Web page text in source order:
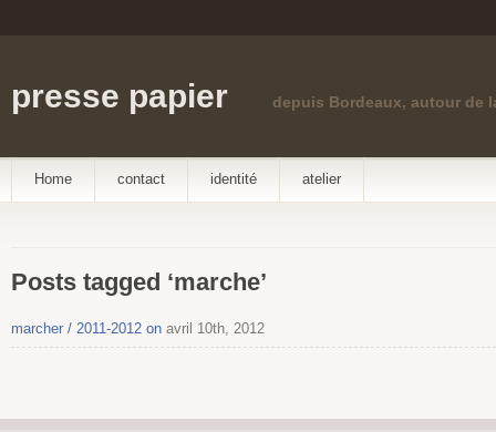
presse papier depuis Bordeaux, autour de
Home contact identité atelier
Posts tagged ‘marche’
marcher / 2011-2012 on avril 10th, 2012